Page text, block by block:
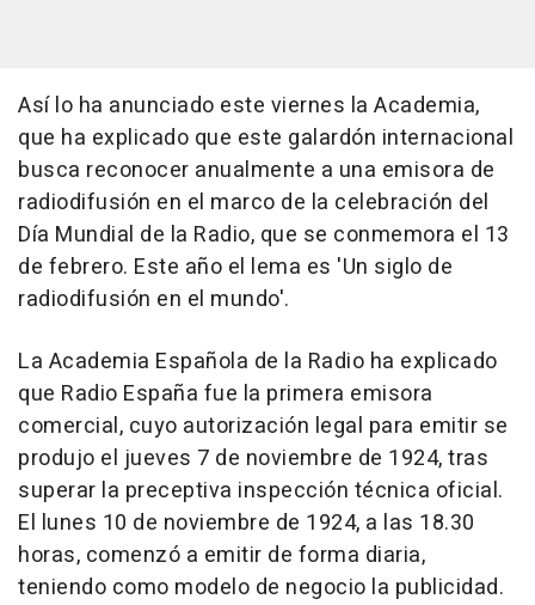
Así lo ha anunciado este viernes la Academia,
que ha explicado que este galardón internacional
busca reconocer anualmente a una emisora de
radiodifusión en el marco de la celebración del
Día Mundial de la Radio, que se conmemora el 13
de febrero. Este año el lema es 'Un siglo de
radiodifusión en el mundo'.
La Academia Española de la Radio ha explicado
que Radio España fue la primera emisora
comercial, cuyo autorización legal para emitir se
produjo el jueves 7 de noviembre de 1924, tras
superar la preceptiva inspección técnica oficial.
El lunes 10 de noviembre de 1924, a las 18.30
horas, comenzó a emitir de forma diaria,
teniendo como modelo de negocio la publicidad.